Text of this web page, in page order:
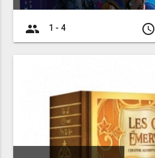
group 1 - 4 access_time